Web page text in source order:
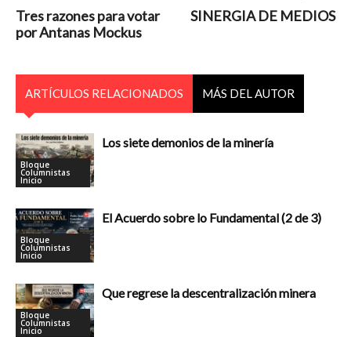
Tres razones para votar
por Antanas Mockus
SINERGIA DE MEDIOS
ARTÍCULOS RELACIONADOS MÁS DEL AUTOR
Bloque
Columnistas
Inicio
Los siete demonios de la minería
Bloque
Columnistas
Inicio
El Acuerdo sobre lo Fundamental (2 de 3)
Bloque
Columnistas
Inicio
Que regrese la descentralización minera